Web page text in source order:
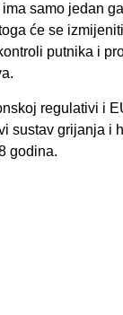
samo jedan
će se
putnika i
regulativi i
sustav grijanja i
godina.